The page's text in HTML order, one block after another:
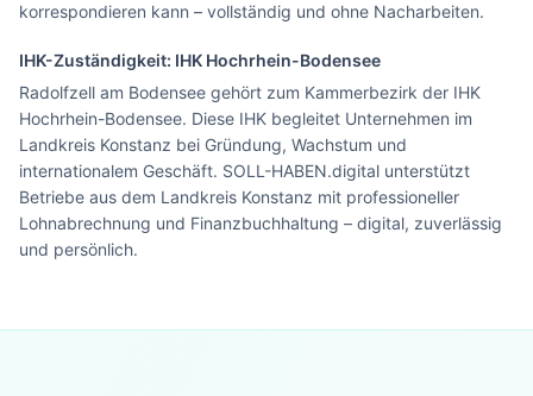
korrespondieren kann – vollständig und ohne Nacharbeiten.
IHK-Zuständigkeit: IHK Hochrhein-Bodensee
Radolfzell am Bodensee gehört zum Kammerbezirk der IHK
Hochrhein-Bodensee. Diese IHK begleitet Unternehmen im
Landkreis Konstanz bei Gründung, Wachstum und
internationalem Geschäft. SOLL-HABEN.digital unterstützt
Betriebe aus dem Landkreis Konstanz mit professioneller
Lohnabrechnung und Finanzbuchhaltung – digital, zuverlässig
und persönlich.